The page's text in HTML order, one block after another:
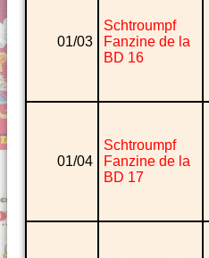
01/03
Schtroumpf
Fanzine de la
BD 16
01/04
Schtroumpf
Fanzine de la
BD 17